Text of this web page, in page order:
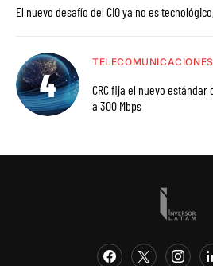
El nuevo desafío del CIO ya no es
TELECOMUNICACIONES
CRC fija el nuevo
a 300 Mbps